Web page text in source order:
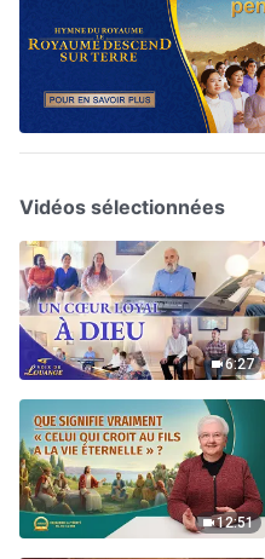
Vidéos sélectionnées
6:27
12:51